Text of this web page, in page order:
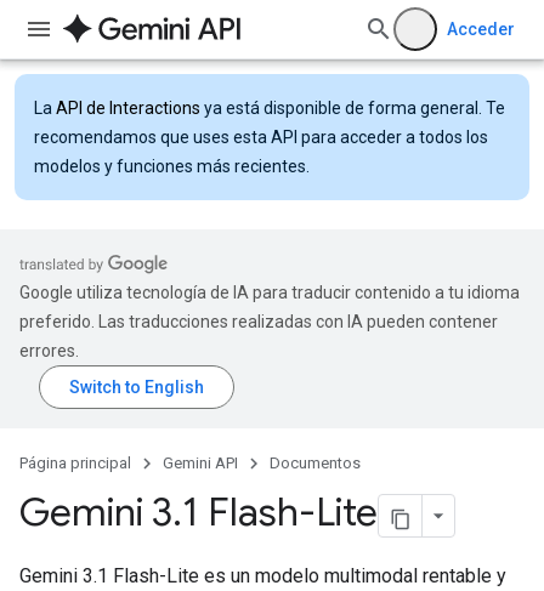
Acceder
La API de Interactions ya está disponible de forma general. Te
recomendamos que uses esta API para acceder a todos los
modelos y funciones más recientes.
Google utiliza tecnología de IA para traducir contenido a tu idioma
preferido. Las traducciones realizadas con IA pueden contener
errores.
Página principal Gemini API Documentos
Gemini 3.1 Flash-Lite
Gemini 3.1 Flash-Lite es un modelo multimodal rentable y